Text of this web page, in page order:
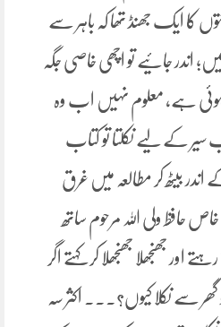
کا ایک جھنڈ تھا کہ باہر سے
اندر جائیے تو اچھی خاصی جگہ
ہے، معلوم نہیں اب وہ
کے لیے نکلتا تو کتاب
بیٹھ کر مطالعہ میں غرق
حافظ ولی اللہ مرحوم ساتھ
اور جھنجھلا جھنجھلا کر کہتے اگر
سے نکلا کیوں؟۔۔۔ اکثر سہ